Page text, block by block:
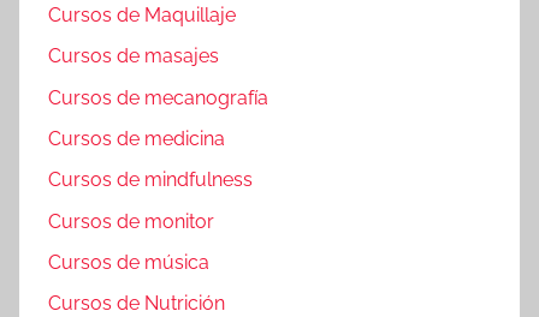
Cursos de Maquillaje
Cursos de masajes
Cursos de mecanografía
Cursos de medicina
Cursos de mindfulness
Cursos de monitor
Cursos de música
Cursos de Nutrición